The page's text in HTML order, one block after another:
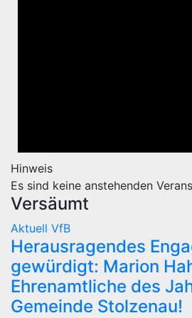
Hinweis
Es sind keine anstehenden
Versäumt
Aktuell VfB
Herausragendes
gewürdigt: Marion
Ehrenamtliche des
Gemeinde Stolzenau!